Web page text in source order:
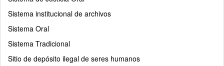
Sistema institucional de archivos
Sistema Oral
Sistema Tradicional
Sitio de depósito ilegal de seres humanos